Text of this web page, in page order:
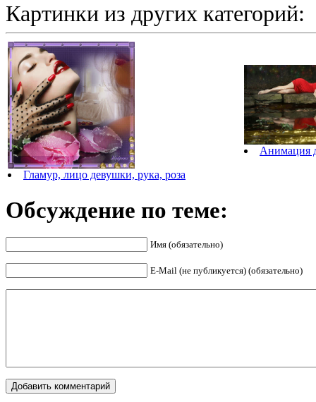
Картинки из других категорий:
Гламур, лицо девушки, рука, роза
Анимация
Обсуждение по теме:
Имя (обязательно)
E-Mail (не публикуется) (обязательно)